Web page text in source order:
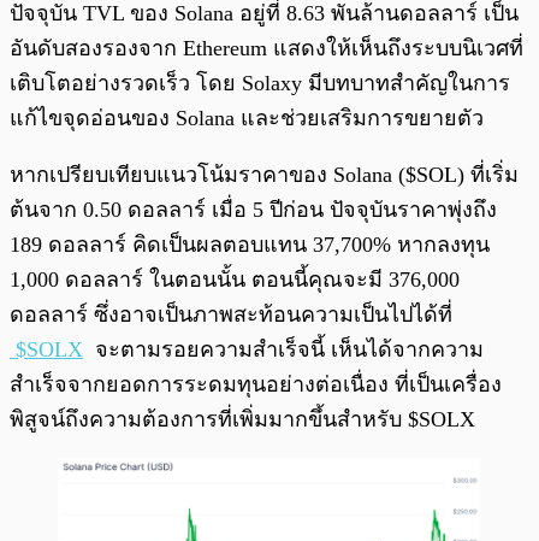
ปัจจุบัน TVL ของ Solana อยู่ที่ 8.63 พันล้านดอลลาร์ เป็น
อันดับสองรองจาก Ethereum แสดงให้เห็นถึงระบบนิเวศที่
เติบโตอย่างรวดเร็ว โดย Solaxy มีบทบาทสำคัญในการ
แก้ไขจุดอ่อนของ Solana และช่วยเสริมการขยายตัว
หากเปรียบเทียบแนวโน้มราคาของ Solana ($SOL) ที่เริ่ม
ต้นจาก 0.50 ดอลลาร์ เมื่อ 5 ปีก่อน ปัจจุบันราคาพุ่งถึง
189 ดอลลาร์ คิดเป็นผลตอบแทน 37,700% หากลงทุน
1,000 ดอลลาร์ ในตอนนั้น ตอนนี้คุณจะมี 376,000
ดอลลาร์ ซึ่งอาจเป็นภาพสะท้อนความเป็นไปได้ที่
$SOLX จะตามรอยความสำเร็จนี้ เห็นได้จากความ
สำเร็จจากยอดการระดมทุนอย่างต่อเนื่อง ที่เป็นเครื่อง
พิสูจน์ถึงความต้องการที่เพิ่มมากขึ้นสำหรับ $SOLX